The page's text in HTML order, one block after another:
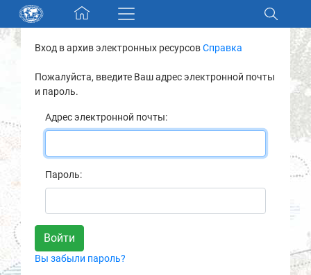
Skip navigation
Разделы и коллекции
Электронный каталог
Новости
О нас
Контакты
Партнеры
Вход в архив электронных ресурсовСправка
Пожалуйста, введите Ваш адрес электронной почты
и пароль.
Адрес электронной почты:
Пароль:
Вы забыли пароль?